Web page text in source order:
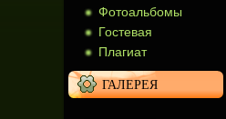
Фотоальбомы
Гостевая
Плагиат
ГАЛЕРЕЯ